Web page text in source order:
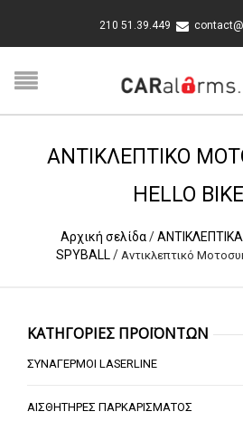
210 51.39.449
ΑΝΤΙΚΛΕΠΤΙΚΌ
HELLO
Αρχική σελίδα /
SPYBALL / Αντικλεπτικό
ΚΑΤΗΓΟΡΙΕΣ ΠΡΟΪΟΝΤΩΝ
ΣΥΝΑΓΕΡΜΟΙ LASERLINE
ΑΙΣΘΗΤΗΡΕΣ ΠΑΡΚΑΡΙΣΜΑΤΟΣ